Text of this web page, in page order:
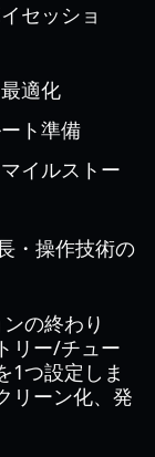
セッショ
適化
ト準備
イルストー
・操作技術の
の終わり
リー/チュー
1つ設定しま
リーン化、発